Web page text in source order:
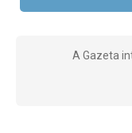
A Gazeta